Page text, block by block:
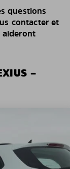
questions
contacter et
aideront
–